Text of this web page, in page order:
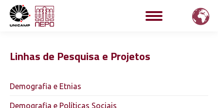
Linhas de Pesquisa e Projetos
Demografia e Etnias
Demografia e Políticas Sociais